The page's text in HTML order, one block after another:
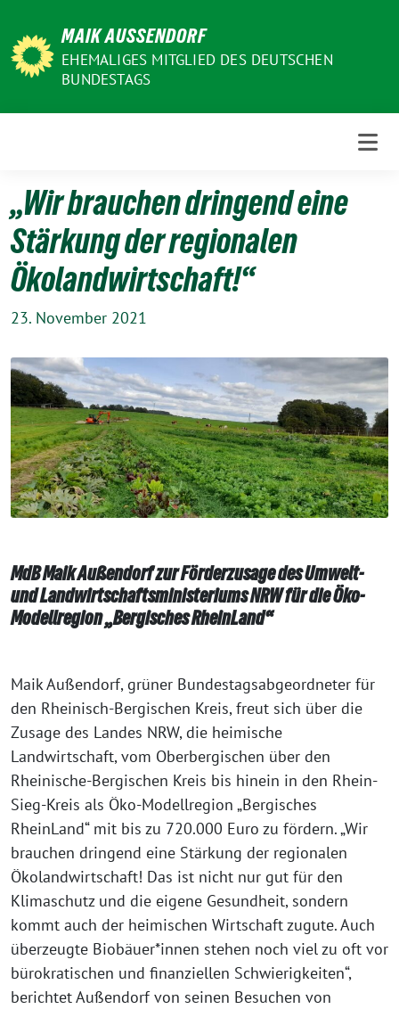
zum
Inhalt
MAIK AUSSENDORF
EHEMALIGES MITGLIED DES DEUTSCHEN
BUNDESTAGS
„Wir brauchen dringend eine
Stärkung der regionalen
Ökolandwirtschaft!“
23. November 2021
MdB Maik Außendorf zur Förderzusage des Umwelt-
und Landwirtschaftsministeriums NRW für die Öko-
Modellregion „Bergisches RheinLand“
Maik Außendorf, grüner Bundestagsabgeordneter für
den Rheinisch-Bergischen Kreis, freut sich über die
Zusage des Landes NRW, die heimische
Landwirtschaft, vom Oberbergischen über den
Rheinische-Bergischen Kreis bis hinein in den Rhein-
Sieg-Kreis als Öko-Modellregion „Bergisches
RheinLand“ mit bis zu 720.000 Euro zu fördern. „Wir
brauchen dringend eine Stärkung der regionalen
Ökolandwirtschaft! Das ist nicht nur gut für den
Klimaschutz und die eigene Gesundheit, sondern
kommt auch der heimischen Wirtschaft zugute. Auch
überzeugte Biobäuer*innen stehen noch viel zu oft vor
bürokratischen und finanziellen Schwierigkeiten“,
berichtet Außendorf von seinen Besuchen von